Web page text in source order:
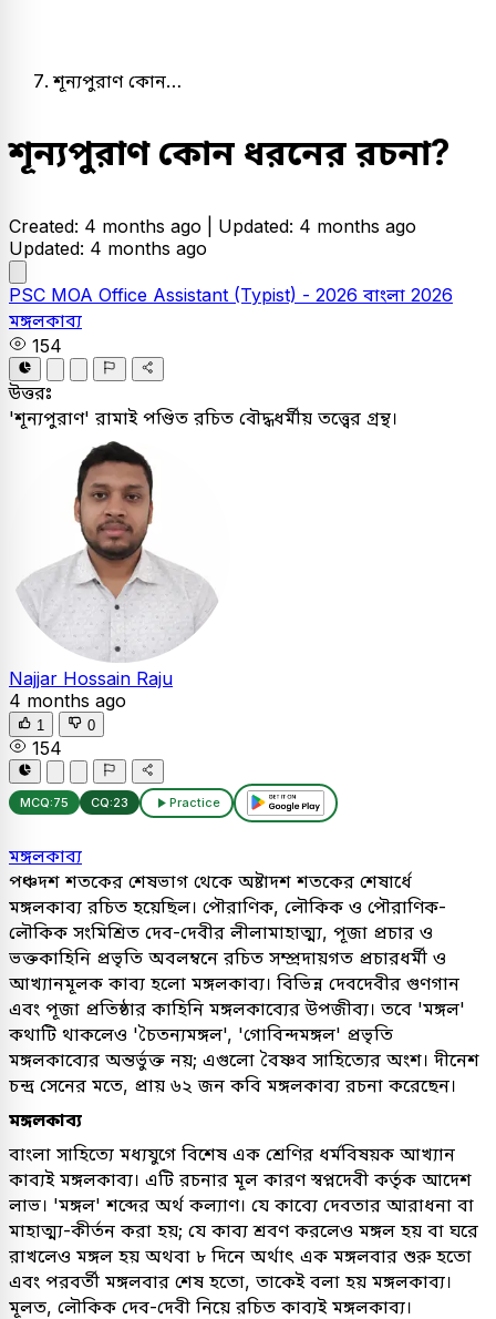
শূন্যপুরাণ কোন…
শূন্যপুরাণ কোন ধরনের রচনা?
Created: 4 months ago | Updated: 4 months ago
Updated: 4 months ago
PSC MOA Office Assistant (Typist) - 2026 বাংলা 2026
মঙ্গলকাব্য
154
উত্তরঃ
'শূন্যপুরাণ' রামাই পণ্ডিত রচিত বৌদ্ধধর্মীয় তত্ত্বের গ্রন্থ।
Najjar Hossain Raju
4 months ago
1 0
154
MCQ:75 CQ:23 Practice
মঙ্গলকাব্য
পঞ্চদশ শতকের শেষভাগ থেকে অষ্টাদশ শতকের শেষার্ধে
মঙ্গলকাব্য রচিত হয়েছিল। পৌরাণিক, লৌকিক ও পৌরাণিক-
লৌকিক সংমিশ্রিত দেব-দেবীর লীলামাহাত্ম্য, পূজা প্রচার ও
ভক্তকাহিনি প্রভৃতি অবলম্বনে রচিত সম্প্রদায়গত প্রচারধর্মী ও
আখ্যানমূলক কাব্য হলো মঙ্গলকাব্য। বিভিন্ন দেবদেবীর গুণগান
এবং পূজা প্রতিষ্ঠার কাহিনি মঙ্গলকাব্যের উপজীব্য। তবে 'মঙ্গল'
কথাটি থাকলেও 'চৈতন্যমঙ্গল', 'গোবিন্দমঙ্গল' প্রভৃতি
মঙ্গলকাব্যের অন্তর্ভুক্ত নয়; এগুলো বৈষ্ণব সাহিত্যের অংশ। দীনেশ
চন্দ্র সেনের মতে, প্রায় ৬২ জন কবি মঙ্গলকাব্য রচনা করেছেন।
মঙ্গলকাব্য
বাংলা সাহিত্যে মধ্যযুগে বিশেষ এক শ্রেণির ধর্মবিষয়ক আখ্যান
কাব্যই মঙ্গলকাব্য। এটি রচনার মূল কারণ স্বপ্নদেবী কর্তৃক আদেশ
লাভ। 'মঙ্গল' শব্দের অর্থ কল্যাণ। যে কাব্যে দেবতার আরাধনা বা
মাহাত্ম্য-কীর্তন করা হয়; যে কাব্য শ্রবণ করলেও মঙ্গল হয় বা ঘরে
রাখলেও মঙ্গল হয় অথবা ৮ দিনে অর্থাৎ এক মঙ্গলবার শুরু হতো
এবং পরবর্তী মঙ্গলবার শেষ হতো, তাকেই বলা হয় মঙ্গলকাব্য।
মূলত, লৌকিক দেব-দেবী নিয়ে রচিত কাব্যই মঙ্গলকাব্য।